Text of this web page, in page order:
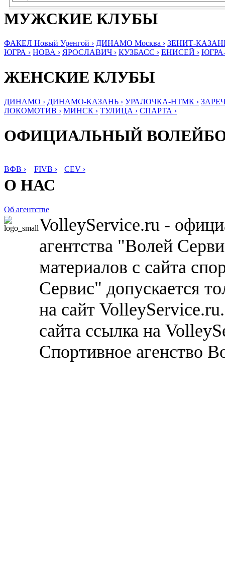
МУЖСКИЕ КЛУБЫ
ФАКЕЛ Новый Уренгой › ДИНАМО Москва › ЗЕНИТ-
ЮГРА › НОВА › ЯРОСЛАВИЧ › КУЗБАСС › ЕНИСЕЙ ›
ЖЕНСКИЕ КЛУБЫ
ДИНАМО › ДИНАМО-КАЗАНЬ › УРАЛОЧКА-НТМК ›
ЛОКОМОТИВ › МИНСК › ТУЛИЦА › СПАРТА ›
ОФИЦИАЛЬНЫЙ
ВФВ › FIVB › CEV ›
О НАС
Об агентстве
VolleyService.ru -
агентства "Волей
материалов с сайта
Сервис" допускается
на сайт
сайта ссылка на
Спортивное агенство